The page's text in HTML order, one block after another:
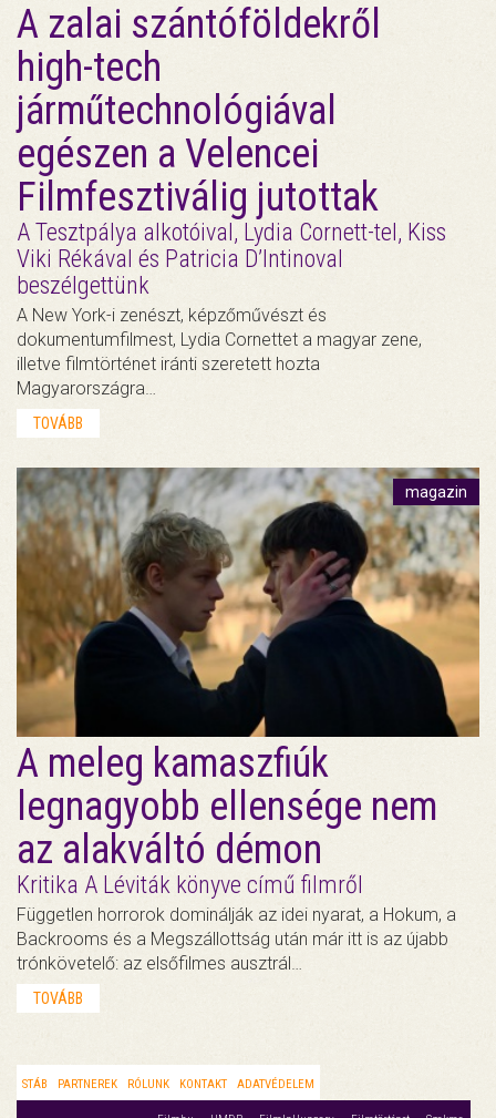
A zalai szántóföldekről
high-tech
járműtechnológiával
egészen a Velencei
Filmfesztiválig jutottak
A Tesztpálya alkotóival, Lydia Cornett-tel, Kiss
Viki Rékával és Patricia D’Intinoval
beszélgettünk
A New York-i zenészt, képzőművészt és
dokumentumfilmest, Lydia Cornettet a magyar zene,
illetve filmtörténet iránti szeretett hozta
Magyarországra…
TOVÁBB
magazin
A meleg kamaszfiúk
legnagyobb ellensége nem
az alakváltó démon
Kritika A Léviták könyve című filmről
Független horrorok dominálják az idei nyarat, a Hokum, a
Backrooms és a Megszállottság után már itt is az újabb
trónkövetelő: az elsőfilmes ausztrál…
TOVÁBB
STÁB PARTNEREK RÓLUNK KONTAKT ADATVÉDELEM